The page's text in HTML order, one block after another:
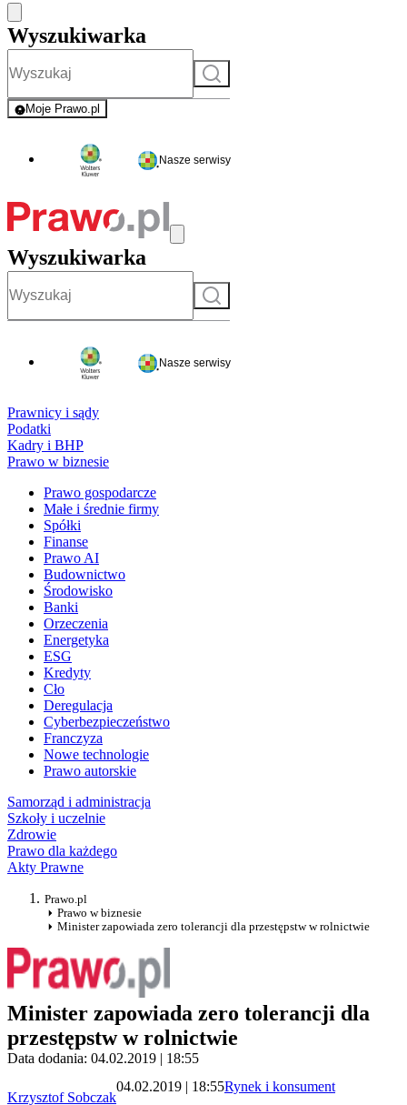
Wyszukiwarka
Szukaj
Moje Prawo.pl
- rejestracja i logowanie do serwisu
Nasze serwisy
Wyszukiwarka
Szukaj
Nasze serwisy
Prawnicy i sądy
Podatki
Kadry i BHP
Prawo w biznesie
Prawo gospodarcze
Małe i średnie firmy
Spółki
Finanse
Prawo AI
Budownictwo
Środowisko
Banki
Orzeczenia
Energetyka
ESG
Kredyty
Cło
Deregulacja
Cyberbezpieczeństwo
Franczyza
Nowe technologie
Prawo autorskie
Samorząd i administracja
Szkoły i uczelnie
Zdrowie
Prawo dla każdego
Akty Prawne
Prawo.pl
Prawo w biznesie
Minister zapowiada zero tolerancji dla przestępstw w rolnictwie
Minister zapowiada zero tolerancji dla
przestępstw w rolnictwie
Data dodania: 04.02.2019 | 18:55
Krzysztof Sobczak
04.02.2019 | 18:55Rynek i konsument